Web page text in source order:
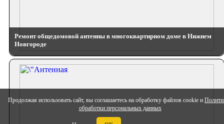
Продолжая использовать сайт, вы соглашаетесь на обработку файлов cookie и
обработки персональных данных
Ремонт общедомовой антенны в многоквартирном доме в Нижнем
Новгороде